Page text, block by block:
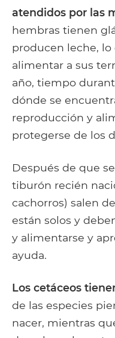
atendidos por las
hembras tienen
producen leche,
alimentar a sus
año, tiempo
dónde se
reproducción y
protegerse de los
Después de que
tiburón recién
cachorros) salen
están solos y
y alimentarse y
ayuda.
Los cetáceos
de las especies
nacer, mientras